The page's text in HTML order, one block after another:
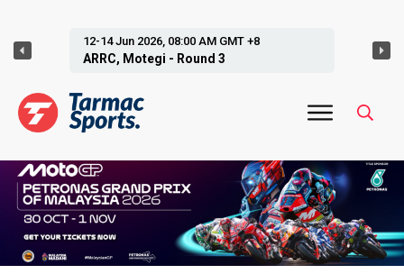
08:00 AM GMT +8
- Round 3
19-21 Jun
GP